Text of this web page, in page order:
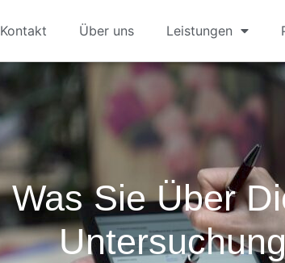
Kontakt Über uns Leistungen
Was Sie Über